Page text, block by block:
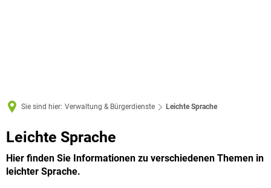
Sie sind hier: Verwaltung & Bürgerdienste Leichte Sprache
Leichte
Sprache
Leichte Sprache
Hier finden Sie Informationen zu verschiedenen Themen in
leichter Sprache.